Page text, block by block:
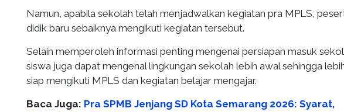
Namun, apabila sekolah telah menjadwalkan kegiatan pra MPLS,
didik baru sebaiknya mengikuti kegiatan tersebut.
Selain memperoleh informasi penting mengenai persiapan masuk
siswa juga dapat mengenal lingkungan sekolah lebih awal sehingga
siap mengikuti MPLS dan kegiatan belajar mengajar.
Baca Juga: Pra SPMB Jenjang SD Kota Semarang 2026: Syarat,